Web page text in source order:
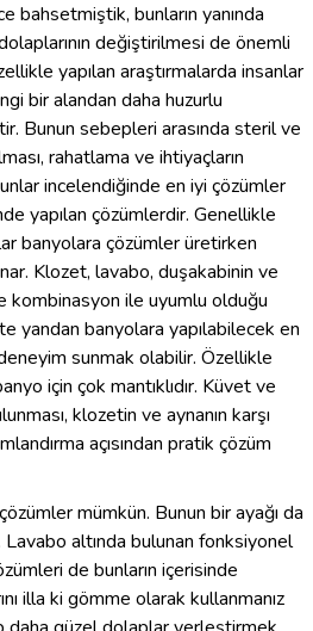
bahsetmiştik, bunların yanında
değiştirilmesi de önemli
yapılan araştırmalarda insanlar
bir alandan daha huzurlu
Bunun sebepleri arasında steril ve
rahatlama ve ihtiyaçların
incelendiğinde en iyi çözümler
yapılan çözümlerdir. Genellikle
banyolara çözümler üretirken
Klozet, lavabo, duşakabinin ve
kombinasyon ile uyumlu olduğu
yandan banyolara yapılabilecek en
sunmak olabilir. Özellikle
için çok mantıklıdır. Küvet ve
klozetin ve aynanın karşı
açısından pratik çözüm
mümkün. Bunun bir ayağı da
altında bulunan fonksiyonel
de bunların içerisinde
illa ki gömme olarak kullanmanız